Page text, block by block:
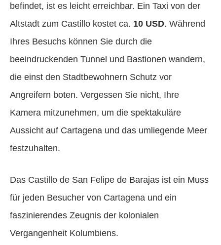
befindet, ist es leicht erreichbar. Ein Taxi von der
Altstadt zum Castillo kostet ca. 10 USD. Während
Ihres Besuchs können Sie durch die
beeindruckenden Tunnel und Bastionen wandern,
die einst den Stadtbewohnern Schutz vor
Angreifern boten. Vergessen Sie nicht, Ihre
Kamera mitzunehmen, um die spektakuläre
Aussicht auf Cartagena und das umliegende Meer
festzuhalten.
Das Castillo de San Felipe de Barajas ist ein Muss
für jeden Besucher von Cartagena und ein
faszinierendes Zeugnis der kolonialen
Vergangenheit Kolumbiens.